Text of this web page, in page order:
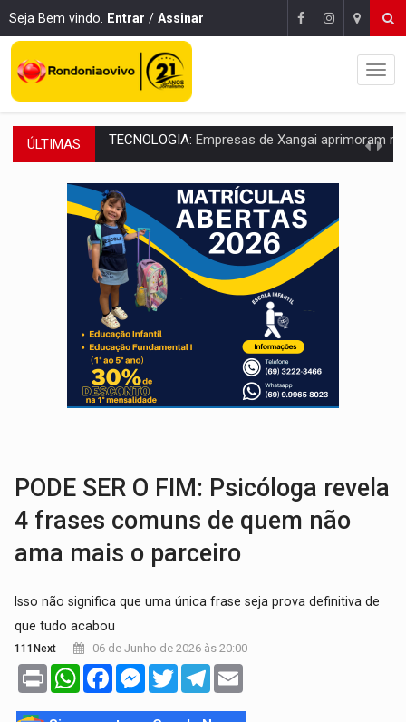
Seja Bem vindo. Entrar / Assinar
ÚLTIMAS PROTEGE A TERRA:China descobre como explodir asteroide com bomba
VÍDEO:Motociclista morre após bater na traseira de
PARECE UM NUGGET: Essa receita com frango virou o meu
EMPREENDEDORISMO:7 negócios que podem começar com pouco dinheiro e
GIGANTE DA AMÉRICA: Brasil reúne dimensão continental e posição
INDEPENDÊNCIA: 10 dicas importantes para quem quer
VARCENA: Cientistas descobrem nova espécie de rã em florestas
BARGANHA: Vai comprar celular usado? Veja como consultar o
PODE SER O FIM: Psicóloga revela
4 frases comuns de quem não
ama mais o parceiro
Isso não significa que uma única frase seja prova definitiva de
que tudo acabou
111Next 06 de Junho de 2026 às 20:00
Print WhatsAppFacebookMessenger
TwitterTelegram